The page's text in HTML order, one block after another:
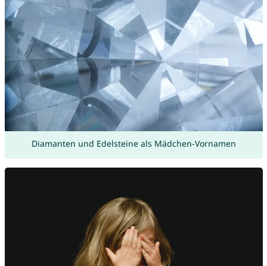
Diamanten und Edelsteine als Mädchen-Vornamen